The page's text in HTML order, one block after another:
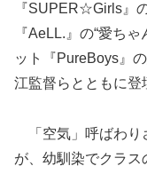
『SUPER☆Girls』
『AeLL.』の“愛ち
ット『PureBoys』
江監督らとともに登
「空気」呼ばわり
が、幼馴染でクラス